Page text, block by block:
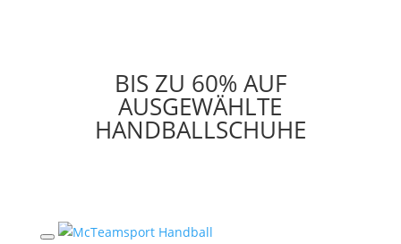
BIS ZU 60% AUF
AUSGEWÄHLTE
HANDBALLSCHUHE